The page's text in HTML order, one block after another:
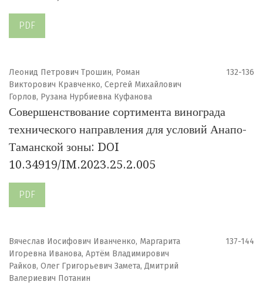
PDF
Леонид Петрович Трошин, Роман
Викторович Кравченко, Сергей Михайлович
Горлов, Рузана Нурбиевна Куфанова
132-136
Совершенствование сортимента винограда
технического направления для условий Анапо-
Таманской зоны: DOI
10.34919/IM.2023.25.2.005
PDF
Вячеслав Иосифович Иванченко, Маргарита
Игоревна Иванова, Артём Владимирович
Райков, Олег Григорьевич Замета, Дмитрий
Валериевич Потанин
137-144